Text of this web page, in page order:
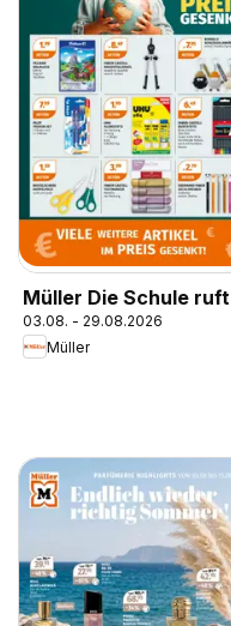
Müller Die Schule ruft
03.08. - 29.08.2026
Müller